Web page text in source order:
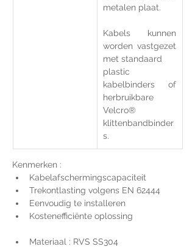
metalen plaat.
Kabels kunnen
worden vastgezet
met standaard
plastic
kabelbinders of
herbruikbare
Velcro®
klittenbandbinder
s.
Kenmerken :
Kabelafschermingscapaciteit
Trekontlasting volgens EN 62444
Eenvoudig te installeren
Kostenefficiënte oplossing
Materiaal : RVS SS304